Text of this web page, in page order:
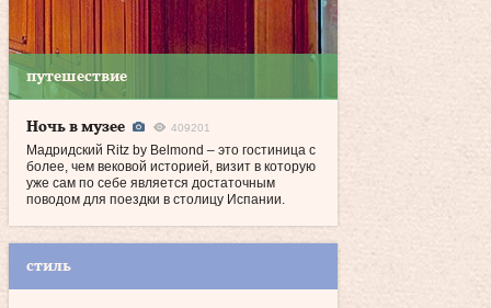
путешествие
Ночь в музее 409201
Мадридский Ritz by Belmond – это гостиница с
более, чем вековой историей, визит в которую
уже сам по себе является достаточным
поводом для поездки в столицу Испании.
стиль